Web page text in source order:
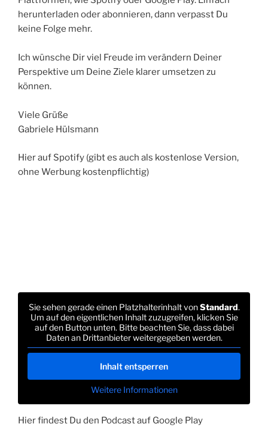
herunterladen oder abonnieren, dann verpasst Du
keine Folge mehr.
Ich wünsche Dir viel Freude im verändern Deiner
Perspektive um Deine Ziele klarer umsetzen zu
können.
Viele Grüße
Gabriele Hülsmann
Hier auf Spotify (gibt es auch als kostenlose Version,
ohne Werbung kostenpflichtig)
Sie sehen gerade einen Platzhalterinhalt vonStandard.
Um auf den eigentlichen Inhalt zuzugreifen, klicken Sie
auf den Button unten. Bitte beachten Sie, dass dabei
Daten an Drittanbieter weitergegeben werden.
Inhalt entsperren
Weitere Informationen
Hier findest Du den Podcast auf Google Play